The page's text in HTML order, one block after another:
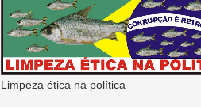
Limpeza ética na política